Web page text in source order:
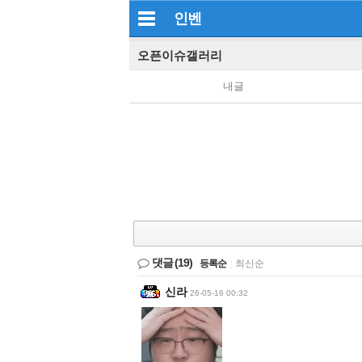
인벤
오픈이슈갤러리
내글
댓글(19) 등록순 최신순
신라 26-05-16 00:32